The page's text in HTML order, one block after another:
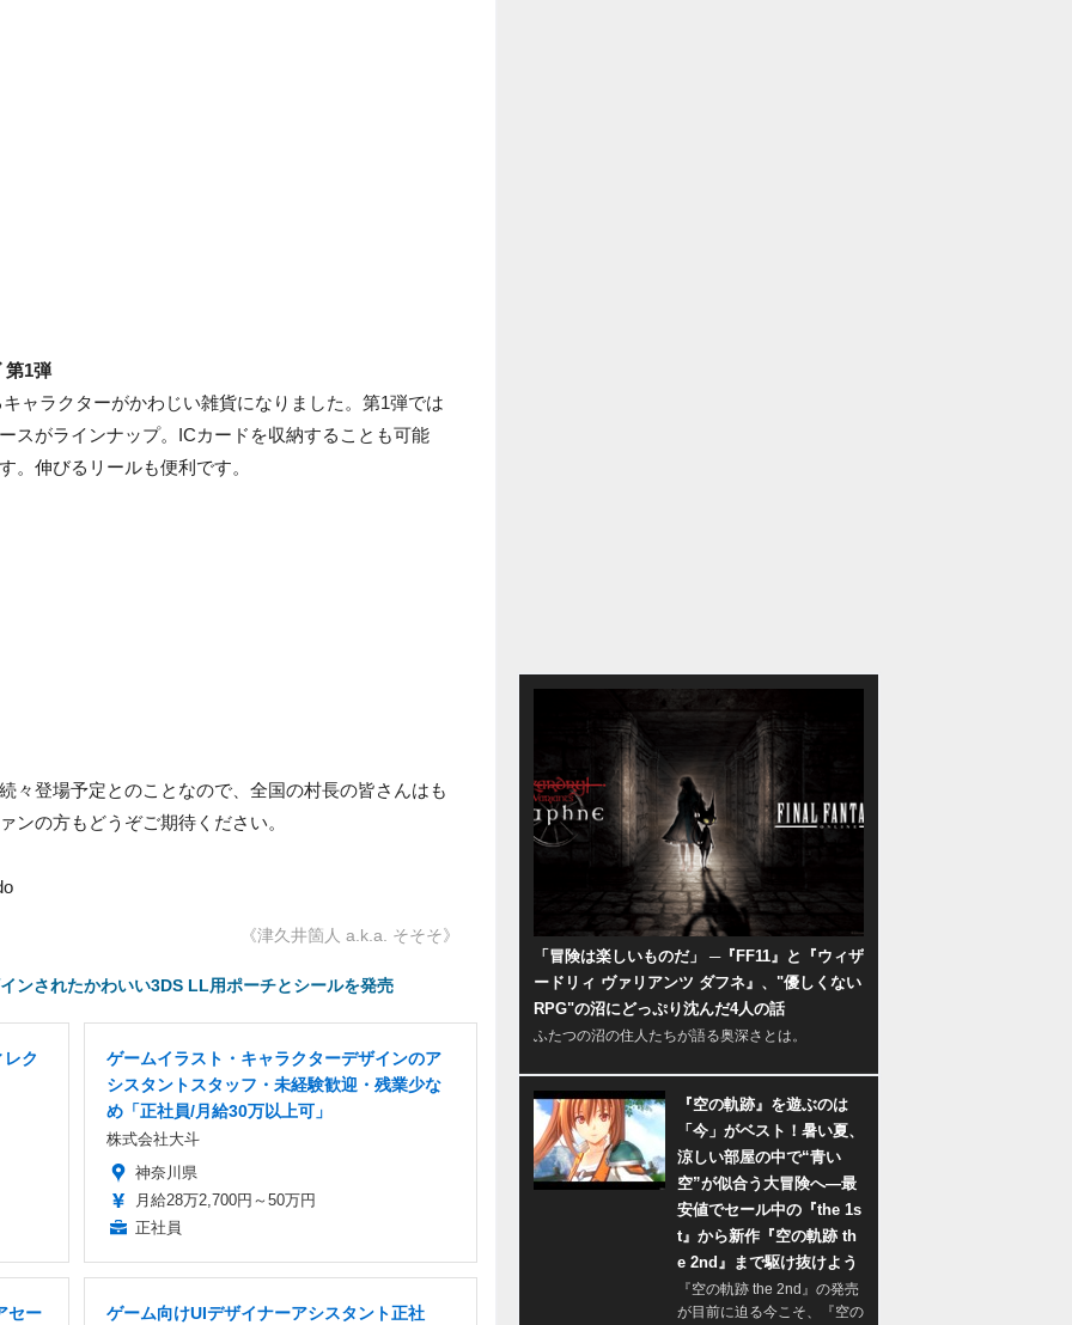
第1弾
ャラクターがかわじい雑貨になりました。第1弾では
スがラインナップ。ICカードを収納することも可能
。伸びるリールも便利です。
々登場予定とのことなので、全国の村長の皆さんはも
ンの方もどうぞご期待ください。
《津久井箇人 a.k.a. そそそ》
ンされたかわいい3DS LL用ポーチとシールを発売
ク
ゲームイラスト・キャラクターデザインのア
シスタントスタッフ・未経験歓迎・残業少な
め「正社員/月給30万以上可」
株式会社大斗
神奈川県
月給28万2,700円～50万円
正社員
セー
ゲーム向けUIデザイナーアシスタント正社
「冒険は楽しいものだ」 ─『FF11』と『ウィザ
ードリィ ヴァリアンツ ダフネ』、"優しくない
RPG"の沼にどっぷり沈んだ4人の話
ふたつの沼の住人たちが語る奥深さとは。
『空の軌跡』を遊ぶのは
「今」がベスト！暑い夏、
涼しい部屋の中で“青い
空”が似合う大冒険へ―最
安値でセール中の『the 1s
t』から新作『空の軌跡 th
e 2nd』まで駆け抜けよう
『空の軌跡 the 2nd』の発売
が目前に迫る今こそ、『空の